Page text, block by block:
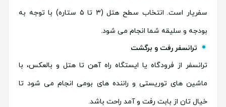
سفریار است. انتخاب سطح هتل (۳ تا ۵ ستاره) با توجه به
بودجه و سلیقه شما انجام می شود.
ترانسفر رفت و برگشت
ترانسفر از فرودگاه یا ایستگاه راه آهن تا هتل و بالعکس، با
ماشین های توریستی و راننده های بومی انجام می شود تا
خیال تان از بابت رفت و آمد راحت باشد.